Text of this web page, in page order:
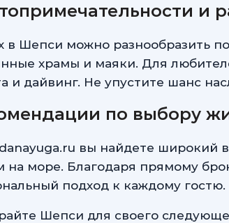
и
в Шепси можно разнообразить
храмы и маяки. Для
и дайвинг. Не упустите шанс
по выбору
вы найдете широкий
на море. Благодаря прямому
подход к каждому гостю.
Шепси для своего